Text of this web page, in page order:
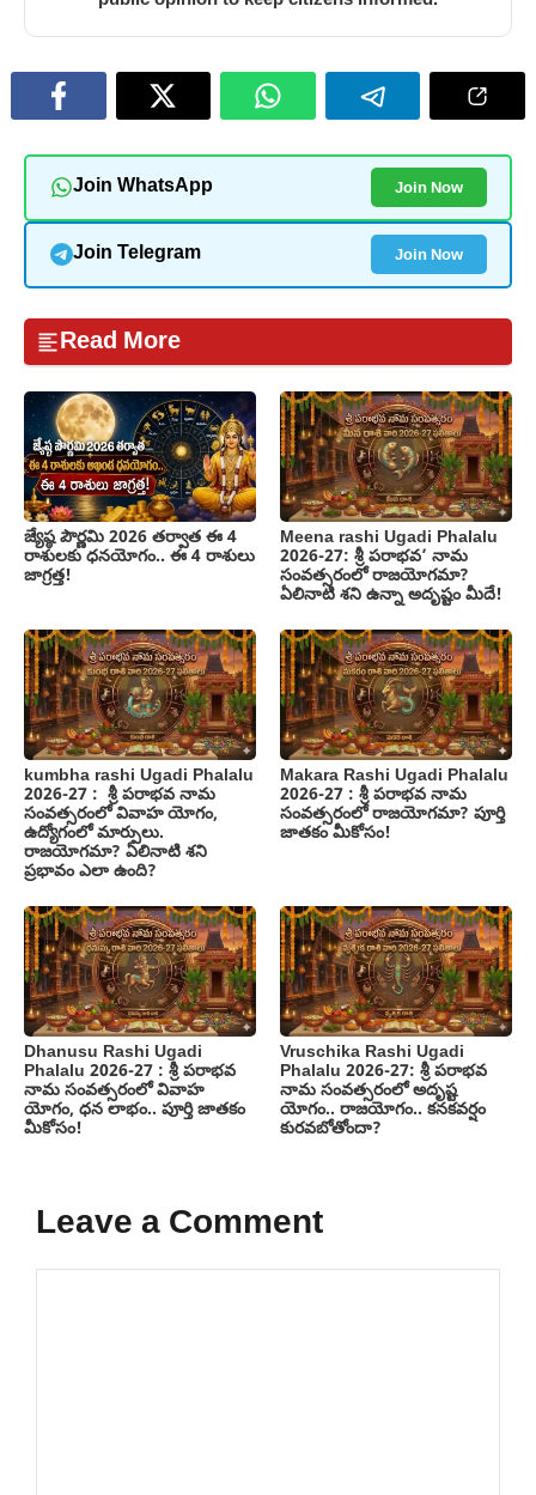
Join WhatsApp Join Now
Join Telegram Join Now
Read More
జ్యేష్ఠ పౌర్ణమి 2026 తర్వాత ఈ 4
రాశులకు ధనయోగం.. ఈ 4 రాశులు
జాగ్రత్త!
Meena rashi Ugadi Phalalu
2026-27: శ్రీ పరాభవ’ నామ
సంవత్సరంలో రాజయోగమా?
ఏలినాటి శని ఉన్నా అదృష్టం మీదే!
kumbha rashi Ugadi Phalalu
2026-27 : శ్రీ పరాభవ నామ
సంవత్సరంలో వివాహ యోగం,
ఉద్యోగంలో మార్పులు.
రాజయోగమా? ఏలినాటి శని
ప్రభావం ఎలా ఉంది?
Makara Rashi Ugadi Phalalu
2026-27 : శ్రీ పరాభవ నామ
సంవత్సరంలో రాజయోగమా? పూర్తి
జాతకం మీకోసం!
Dhanusu Rashi Ugadi
Phalalu 2026-27 : శ్రీ పరాభవ
నామ సంవత్సరంలో వివాహ
యోగం, ధన లాభం.. పూర్తి జాతకం
మీకోసం!
Vruschika Rashi Ugadi
Phalalu 2026-27: శ్రీ పరాభవ
నామ సంవత్సరంలో అదృష్ట
యోగం.. రాజయోగం.. కనకవర్షం
కురవబోతోందా?
Leave a Comment
Comment